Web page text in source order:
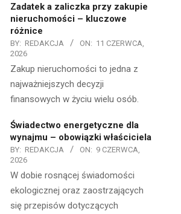
Zadatek a zaliczka przy zakupie
nieruchomości – kluczowe
różnice
BY: REDAKCJA ON: 11 CZERWCA,
2026
Zakup nieruchomości to jedna z
najważniejszych decyzji
finansowych w życiu wielu osób.
Świadectwo energetyczne dla
wynajmu – obowiązki właściciela
BY: REDAKCJA ON: 9 CZERWCA,
2026
W dobie rosnącej świadomości
ekologicznej oraz zaostrzających
się przepisów dotyczących